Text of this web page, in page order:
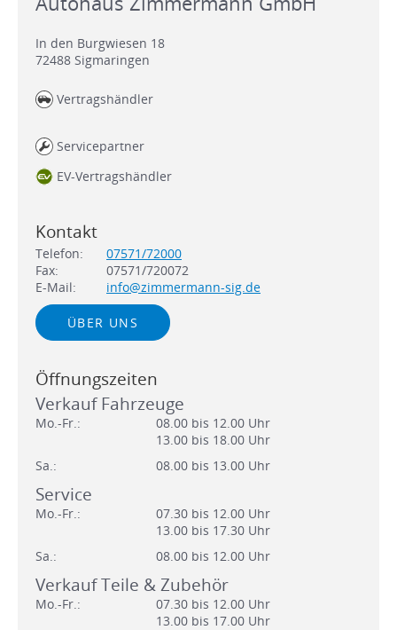
In den Burgwiesen 18
72488 Sigmaringen
Vertragshändler
Servicepartner
EV-Vertragshändler
Kontakt
Telefon:
07571/72000
Fax:
07571/720072
E-Mail:
info@zimmermann-sig.de
ÜBER UNS
Öffnungszeiten
Verkauf Fahrzeuge
Mo.-Fr.:
08.00 bis 12.00 Uhr
13.00 bis 18.00 Uhr
Sa.:
08.00 bis 13.00 Uhr
Service
Mo.-Fr.:
07.30 bis 12.00 Uhr
13.00 bis 17.30 Uhr
Sa.:
08.00 bis 12.00 Uhr
Verkauf Teile & Zubehör
Mo.-Fr.:
07.30 bis 12.00 Uhr
13.00 bis 17.00 Uhr